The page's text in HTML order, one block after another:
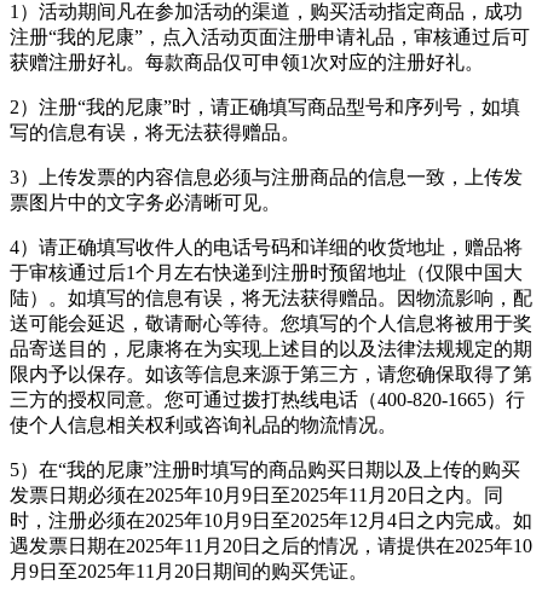
1）活动期间凡在参加活动的渠道，购买活动指定商品，成功
注册“我的尼康”，点入活动页面注册申请礼品，审核通过后可
获赠注册好礼。每款商品仅可申领1次对应的注册好礼。
2）注册“我的尼康”时，请正确填写商品型号和序列号，如填
写的信息有误，将无法获得赠品。
3）上传发票的内容信息必须与注册商品的信息一致，上传发
票图片中的文字务必清晰可见。
4）请正确填写收件人的电话号码和详细的收货地址，赠品将
于审核通过后1个月左右快递到注册时预留地址（仅限中国大
陆）。如填写的信息有误，将无法获得赠品。因物流影响，配
送可能会延迟，敬请耐心等待。您填写的个人信息将被用于奖
品寄送目的，尼康将在为实现上述目的以及法律法规规定的期
限内予以保存。如该等信息来源于第三方，请您确保取得了第
三方的授权同意。您可通过拨打热线电话（400-820-1665）行
使个人信息相关权利或咨询礼品的物流情况。
5）在“我的尼康”注册时填写的商品购买日期以及上传的购买
发票日期必须在2025年10月9日至2025年11月20日之内。同
时，注册必须在2025年10月9日至2025年12月4日之内完成。如
遇发票日期在2025年11月20日之后的情况，请提供在2025年10
月9日至2025年11月20日期间的购买凭证。